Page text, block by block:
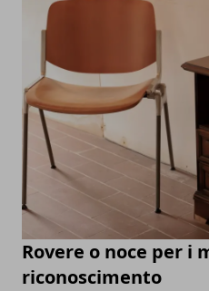
Rovere o noce per i
riconoscimento